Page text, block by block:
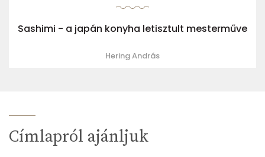
Sashimi - a japán konyha letisztult mesterműve
Hering András
Címlapról ajánljuk